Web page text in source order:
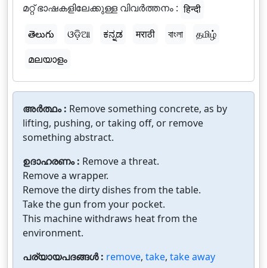
മറ്റ് ഭാഷകളിലേക്കുള്ള വിവർത്തനം : हिन्दी
తెలుగు
ଓଡ଼ିଆ ಕನ್ನಡ मराठी বাংলা
தமிழ்
മലയാളം
അർത്ഥം : Remove something concrete, as by
lifting, pushing, or taking off, or remove
something abstract.
ഉദാഹരണം : Remove a threat.
Remove a wrapper.
Remove the dirty dishes from the table.
Take the gun from your pocket.
This machine withdraws heat from the
environment.
പര്യായപദങ്ങൾ : remove, take, take away